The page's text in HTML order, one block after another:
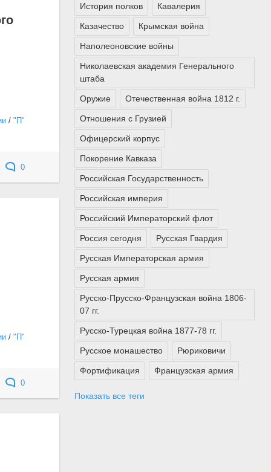
/ "П"
0
/ "П"
0
История полков Кавалерия
Казачество Крымская война
Наполеоновские войны
Николаевская академия Генерального
штаба
Оружие Отечественная война 1812 г.
Отношения с Грузией
Офицерский корпус
Покорение Кавказа
Российская Государственность
Российская империя
Российский Императорский флот
Россия сегодня Русская Гвардия
Русская Императорская армия
Русская армия
Русско-Прусско-Французская война 1806-
07 гг.
Русско-Турецкая война 1877-78 гг.
Русское монашество Рюриковичи
Фортификация Французская армия
Показать все теги